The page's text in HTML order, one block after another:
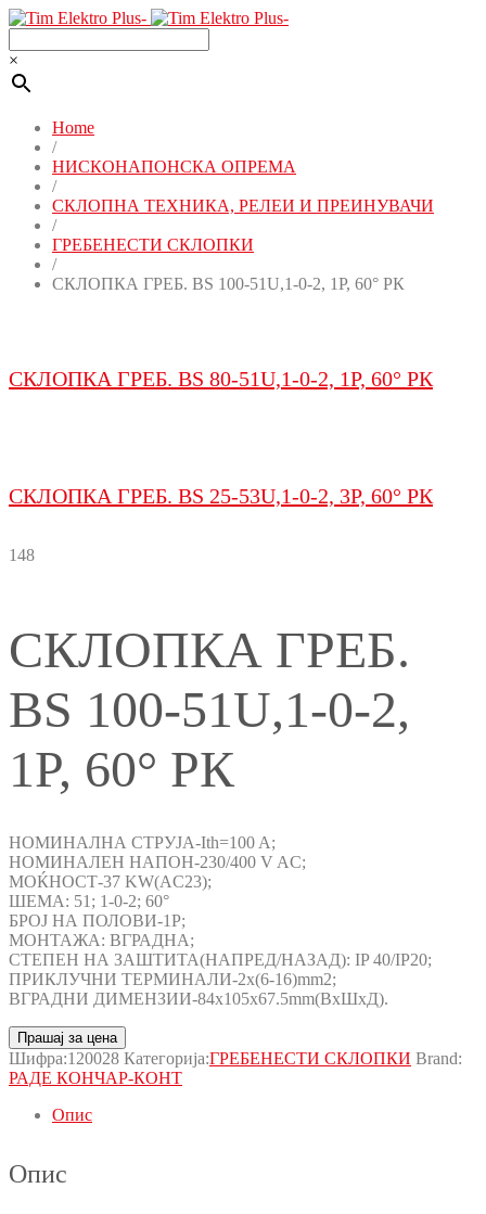
×
Home
/
НИСКОНАПОНСКА ОПРЕМА
/
СКЛОПНА ТЕХНИКА, РЕЛЕИ И ПРЕИНУВАЧИ
/
ГРЕБЕНЕСТИ СКЛОПКИ
/
СКЛОПКА ГРЕБ. BS 100-51U,1-0-2, 1P, 60° РК
СКЛОПКА ГРЕБ. BS 80-51U,1-0-2, 1P, 60° РК
СКЛОПКА ГРЕБ. BS 25-53U,1-0-2, 3P, 60° РК
148
СКЛОПКА ГРЕБ.
BS 100-51U,1-0-2,
1P, 60° РК
НОМИНАЛНА СТРУЈА-Ith=100 A;
НОМИНАЛЕН НАПОН-230/400 V AC;
МОЌНОСТ-37 KW(AC23);
ШЕМА: 51; 1-0-2; 60°
БРОЈ НА ПОЛОВИ-1P;
МОНТАЖА: ВГРАДНА;
СТЕПЕН НА ЗАШТИТА(НАПРЕД/НАЗАД): IP 40/IP20;
ПРИКЛУЧНИ ТЕРМИНАЛИ-2x(6-16)mm2;
ВГРАДНИ ДИМЕНЗИИ-84x105x67.5mm(ВxШxД).
Прашај за цена
Шифра:120028 Категорија:ГРЕБЕНЕСТИ СКЛОПКИ Brand:
РАДЕ КОНЧАР-КОНТ
Опис
Опис